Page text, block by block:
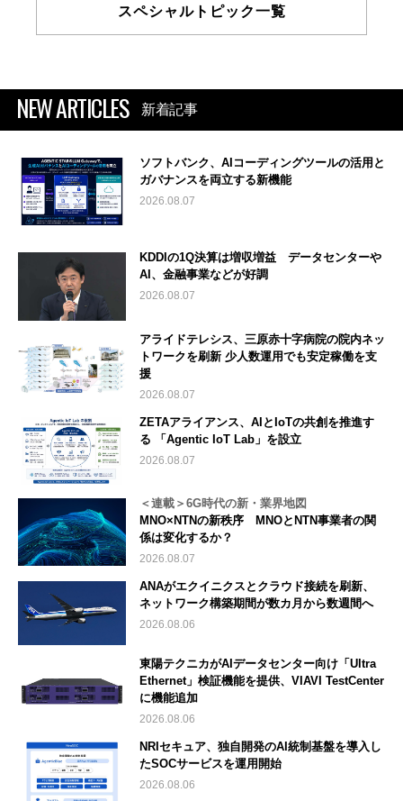
スペシャルトピック一覧
NEW ARTICLES 新着記事
ソフトバンク、AIコーディングツールの活用と
ガバナンスを両立する新機能
2026.08.07
KDDIの1Q決算は増収増益 データセンターや
AI、金融事業などが好調
2026.08.07
アライドテレシス、三原赤十字病院の院内ネッ
トワークを刷新 少人数運用でも安定稼働を支
援
2026.08.07
ZETAアライアンス、AIとIoTの共創を推進す
る 「Agentic IoT Lab」を設立
2026.08.07
＜連載＞6G時代の新・業界地図
MNO×NTNの新秩序 MNOとNTN事業者の関
係は変化するか？
2026.08.07
ANAがエクイニクスとクラウド接続を刷新、
ネットワーク構築期間が数カ月から数週間へ
2026.08.06
東陽テクニカがAIデータセンター向け「Ultra
Ethernet」検証機能を提供、VIAVI TestCenter
に機能追加
2026.08.06
NRIセキュア、独自開発のAI統制基盤を導入し
たSOCサービスを運用開始
2026.08.06